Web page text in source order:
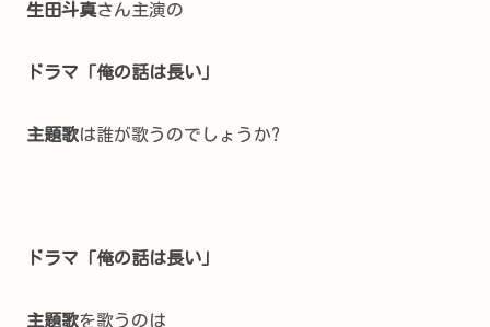
生田斗真さん主演の
ドラマ「俺の話は長い」
主題歌は誰が歌うのでしょうか?
ドラマ「俺の話は長い」
主題歌を歌うのは